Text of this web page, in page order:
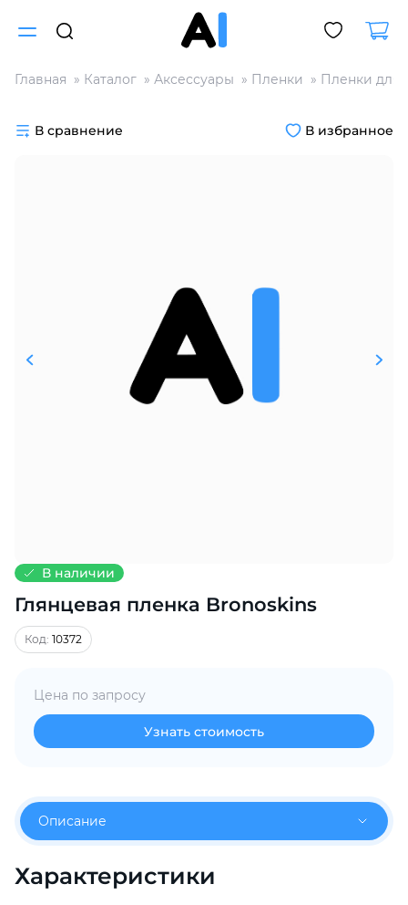
Главная Каталог Аксессуары Пленки Пленки для
В наличии
Глянцевая пленка Bronoskins
Код: 10372
Цена по запросу
Узнать стоимость
В сравнение В избранное
Описание
Характеристики
Разбейте
25
Получайте товар
выбранный способом
списываться
каждые 2 недели
Подробнее
об оплате Плайтом